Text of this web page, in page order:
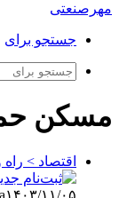
مهرصنعتی
جستجو برای
مسکن
اقتصاد >
۱۴۰۳/۱۱/۰۵